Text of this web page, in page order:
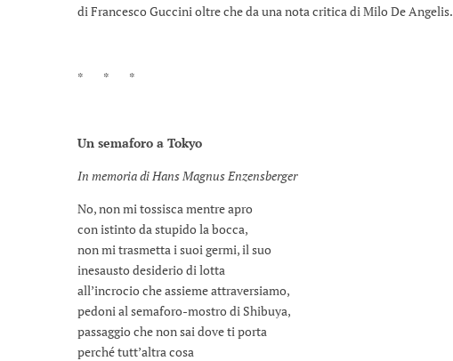
di Francesco Guccini oltre che da una nota critica di Milo De Angelis.
* * *
Un semaforo a Tokyo
In memoria di Hans Magnus Enzensberger
No, non mi tossisca mentre apro
con istinto da stupido la bocca,
non mi trasmetta i suoi germi, il suo
inesausto desiderio di lotta
all’incrocio che assieme attraversiamo,
pedoni al semaforo-mostro di Shibuya,
passaggio che non sai dove ti porta
perché tutt’altra cosa